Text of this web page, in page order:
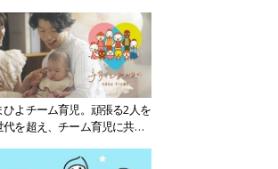
よチーム育児。頑張る2人を
を超え、チーム育児に共感